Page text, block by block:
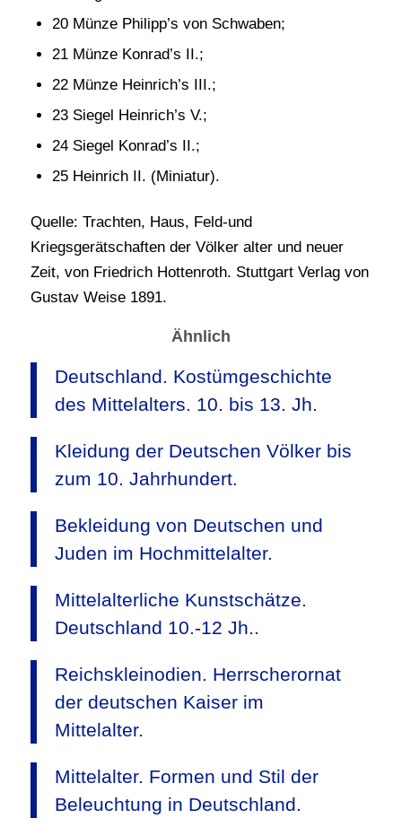
20 Münze Philipp’s von Schwaben;
21 Münze Konrad’s II.;
22 Münze Heinrich’s III.;
23 Siegel Heinrich’s V.;
24 Siegel Konrad’s II.;
25 Heinrich II. (Miniatur).
Quelle: Trachten, Haus, Feld-und
Kriegsgerätschaften der Völker alter und neuer
Zeit, von Friedrich Hottenroth. Stuttgart Verlag von
Gustav Weise 1891.
Ähnlich
Deutschland. Kostümgeschichte
des Mittelalters. 10. bis 13. Jh.
Kleidung der Deutschen Völker bis
zum 10. Jahrhundert.
Bekleidung von Deutschen und
Juden im Hochmittelalter.
Mittelalterliche Kunstschätze.
Deutschland 10.-12 Jh..
Reichskleinodien. Herrscherornat
der deutschen Kaiser im
Mittelalter.
Mittelalter. Formen und Stil der
Beleuchtung in Deutschland.